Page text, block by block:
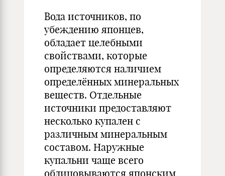
Вода источников, по
убеждению японцев,
обладает целебными
свойствами, которые
определяются наличием
определённых минеральных
веществ. Отдельные
источники предоставляют
несколько купален с
различным минеральным
составом. Наружные
купальни чаще всего
облицовываются японским